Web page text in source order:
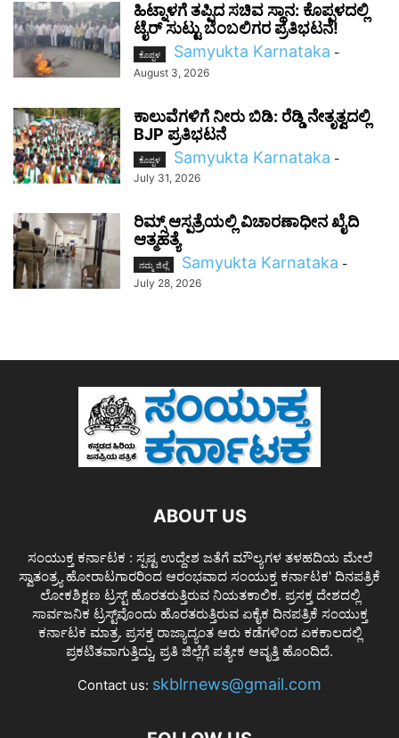
ಹಿಟ್ನಾಳಗೆ ತಪ್ಪಿದ ಸಚಿವ ಸ್ಥಾನ: ಕೊಪ್ಪಳದಲ್ಲಿ
ಟೈರ್ ಸುಟ್ಟು ಬೆಂಬಲಿಗರ ಪ್ರತಿಭಟನೆ!
ಕೊಪ್ಪಳ Samyukta Karnataka -
August 3, 2026
ಕಾಲುವೆಗಳಿಗೆ ನೀರು ಬಿಡಿ: ರೆಡ್ಡಿ ನೇತೃತ್ವದಲ್ಲಿ
BJP ಪ್ರತಿಭಟನೆ
ಕೊಪ್ಪಳ Samyukta Karnataka -
July 31, 2026
ರಿಮ್ಸ್ ಆಸ್ಪತ್ರೆಯಲ್ಲಿ ವಿಚಾರಣಾಧೀನ ಖೈದಿ
ಆತ್ಮಹತ್ಯೆ
ನಮ್ಮ ಜಿಲ್ಲೆ Samyukta Karnataka -
July 28, 2026
ABOUT US
ಸಂಯುಕ್ತ ಕರ್ನಾಟಕ : ಸ್ಪಷ್ಟ ಉದ್ದೇಶ ಜತೆಗೆ ಮೌಲ್ಯಗಳ ತಳಹದಿಯ ಮೇಲೆ
ಸ್ವಾತಂತ್ರ್ಯ ಹೋರಾಟಗಾರರಿಂದ ಆರಂಭವಾದ ಸಂಯುಕ್ತ ಕರ್ನಾಟಕ' ದಿನಪತ್ರಿಕೆ
ಲೋಕಶಿಕ್ಷಣ ಟ್ರಸ್ಟ್ ಹೊರತರುತ್ತಿರುವ ನಿಯತಕಾಲಿಕ. ಪ್ರಸಕ್ತ ದೇಶದಲ್ಲಿ
ಸಾರ್ವಜನಿಕ ಟ್ರಸ್ಟ್‌ವೊಂದು ಹೊರತರುತ್ತಿರುವ ಏಕೈಕ ದಿನಪತ್ರಿಕೆ ಸಂಯುಕ್ತ
ಕರ್ನಾಟಕ ಮಾತ್ರ. ಪ್ರಸಕ್ತ ರಾಜ್ಯಾದ್ಯಂತ ಆರು ಕಡೆಗಳಿಂದ ಏಕಕಾಲದಲ್ಲಿ
ಪ್ರಕಟಿತವಾಗುತ್ತಿದ್ದು, ಪ್ರತಿ ಜಿಲ್ಲೆಗೆ ಪತ್ಯೇಕ ಆವೃತ್ತಿ ಹೊಂದಿದೆ.
Contact us: skblrnews@gmail.com